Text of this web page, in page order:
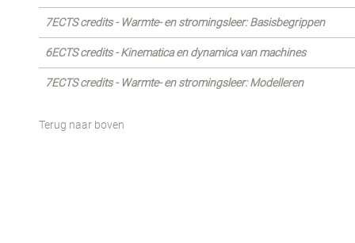
7ECTS credits - Warmte- en stromingsleer: Basisbegrippen
6ECTS credits - Kinematica en dynamica van machines
7ECTS credits - Warmte- en stromingsleer: Modelleren
Terug naar boven